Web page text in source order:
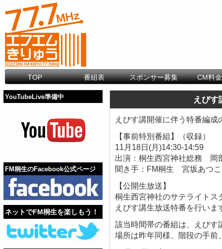
TOP 番組表 スポンサー募集 CM料
YouTubeLive準備中
FM桐生のFacebook公式ページ
ネットでFM桐生を楽しもう！
えびす
えびす講開催に伴う特番編成
【事前特別番組】（収録）
11月18日(月)14:30-14:59
出演：桐生西宮神社総務 岡
聞き手：FM桐生 宮坂あつこ
【公開生放送】
桐生西宮神社のサテライトス
えびす講生放送特番を行いま
該当時間帯の番組は、えびす
場所は昨年同様、階段の手前